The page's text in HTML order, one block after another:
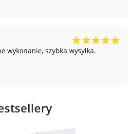
wykonanie, szybka wysyłka.